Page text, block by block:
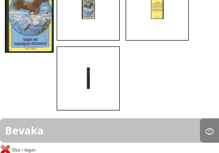
Bevaka
Slut i lager.